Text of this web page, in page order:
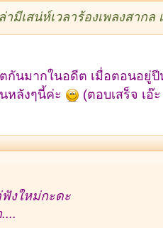
มีเสน่ห์เวลาร้องเพลงสากล
กันมากในอดีต เมื่อตอนอยู่
หลังๆนี้ค่ะ
(ตอบเสร็จ เอ๊
งใหม่กะดะ